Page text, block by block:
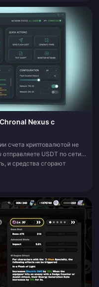
Nexus с
счета криптовалютой не
USDT по сети,
и средства сгорают